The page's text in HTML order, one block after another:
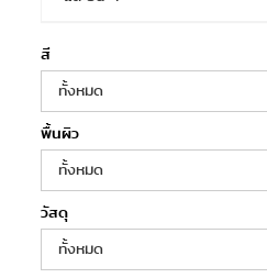
สี
ทั้งหมด
พื้นผิว
ทั้งหมด
วัสดุ
ทั้งหมด